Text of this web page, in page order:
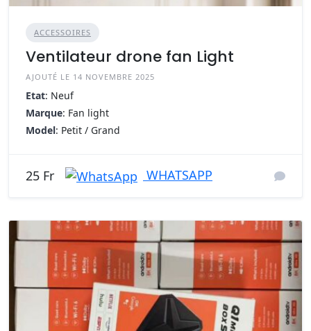
ACCESSOIRES
Ventilateur drone fan Light
AJOUTÉ LE 14 NOVEMBRE 2025
Etat: Neuf
Marque: Fan light
Model: Petit / Grand
25 Fr WHATSAPP